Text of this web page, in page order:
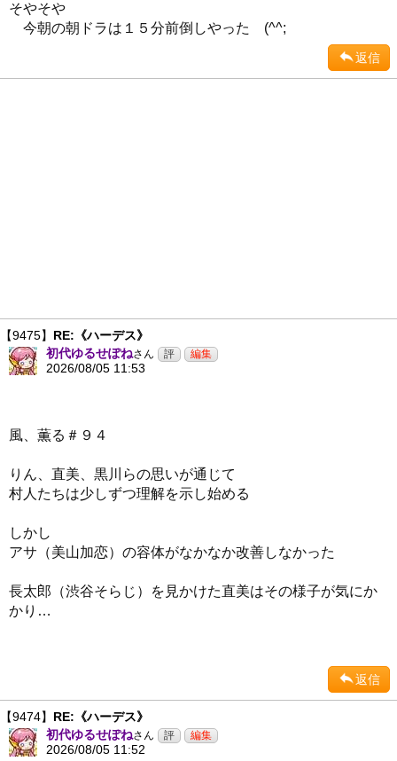
そやそや
今朝の朝ドラは１５分前倒しやった (^^;
返信
【9475】 RE:《ハーデス》
初代ゆるせぽねさん
2026/08/05 11:53
風、薫る＃９４
りん、直美、黒川らの思いが通じて
村人たちは少しずつ理解を示し始める
しかし
アサ（美山加恋）の容体がなかなか改善しなかった
長太郎（渋谷そらじ）を見かけた直美はその様子が気にか
かり…
返信
【9474】 RE:《ハーデス》
初代ゆるせぽねさん
2026/08/05 11:52